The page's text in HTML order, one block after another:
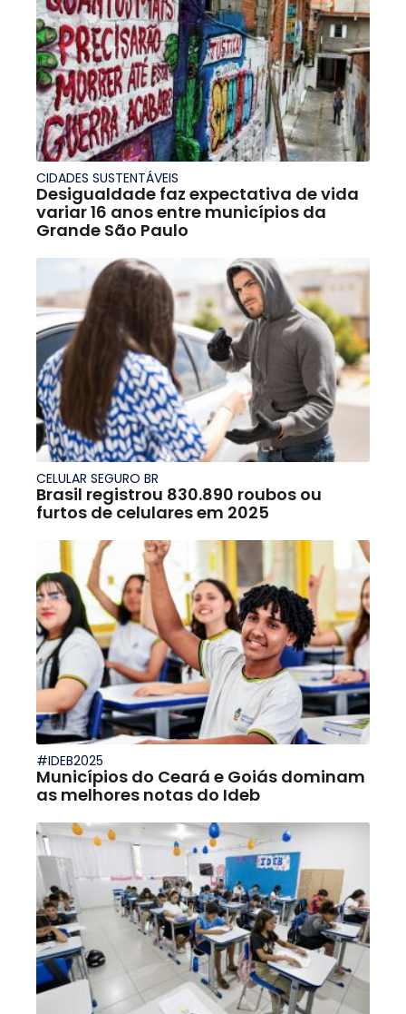
CIDADES SUSTENTÁVEIS
Desigualdade faz expectativa de vida
variar 16 anos entre municípios da
Grande São Paulo
CELULAR SEGURO BR
Brasil registrou 830.890 roubos ou
furtos de celulares em 2025
#IDEB2025
Municípios do Ceará e Goiás dominam
as melhores notas do Ideb